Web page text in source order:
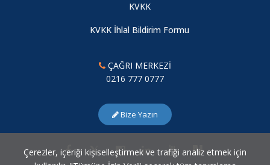
KVKK
KVKK İhlal Bildirim Formu
ÇAĞRI MERKEZİ
0216 777 0777
Bize Yazın
Çerezler, içeriği kişiselleştirmek ve trafiği analiz etmek için